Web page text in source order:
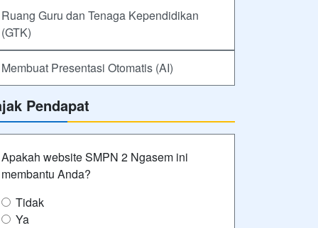
Ruang Guru dan Tenaga Kependidikan
(GTK)
Membuat Presentasi Otomatis (AI)
Pendapat
Apakah website SMPN 2 Ngasem ini
membantu Anda?
Tidak
Ya